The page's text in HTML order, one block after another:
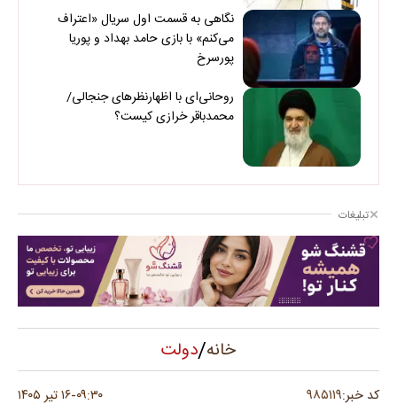
نگاهی به قسمت اول سریال «اعتراف
می‌کنم» با بازی حامد بهداد و پوریا
پورسرخ
روحانی‌ای با اظهارنظرهای جنجالی/
محمدباقر خرازی کیست؟
تبلیغات
خانه/دولت
کد خبر:۹۸۵۱۱۹ ۰۹:۳۰-۱۶ تیر ۱۴۰۵